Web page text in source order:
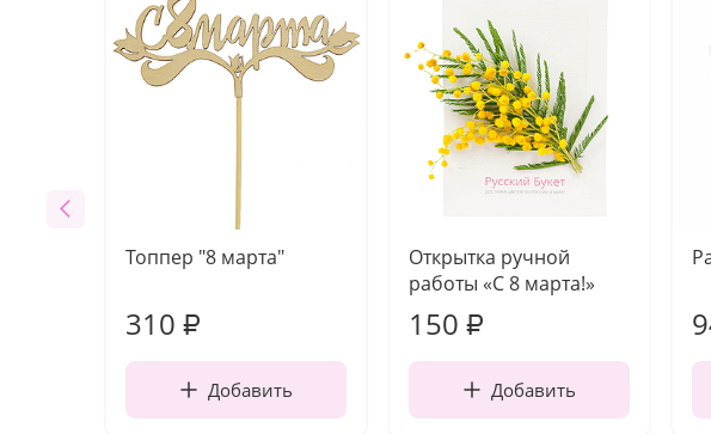
Топпер "8 марта"
310 ₽
Добавить
Открытка ручной
работы «С 8 марта!»
150 ₽
Добавить